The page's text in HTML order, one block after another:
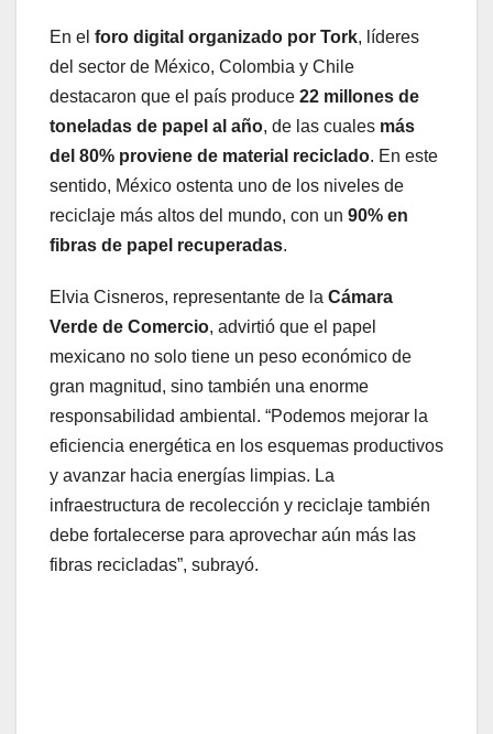
En el foro digital organizado por Tork, líderes
del sector de México, Colombia y Chile
destacaron que el país produce 22 millones de
toneladas de papel al año, de las cuales más
del 80% proviene de material reciclado. En este
sentido, México ostenta uno de los niveles de
reciclaje más altos del mundo, con un 90% en
fibras de papel recuperadas.
Elvia Cisneros, representante de la Cámara
Verde de Comercio, advirtió que el papel
mexicano no solo tiene un peso económico de
gran magnitud, sino también una enorme
responsabilidad ambiental. “Podemos mejorar la
eficiencia energética en los esquemas productivos
y avanzar hacia energías limpias. La
infraestructura de recolección y reciclaje también
debe fortalecerse para aprovechar aún más las
fibras recicladas”, subrayó.